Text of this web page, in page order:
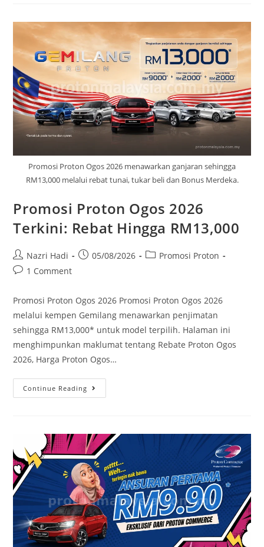
Promosi Proton Ogos 2026 menawarkan ganjaran sehingga
RM13,000 melalui rebat tunai, tukar beli dan Bonus Merdeka.
Promosi Proton Ogos 2026
Terkini: Rebat Hingga RM13,000
Nazri Hadi 05/08/2026
Promosi Proton
1 Comment
Promosi Proton Ogos 2026 Promosi Proton Ogos 2026
melalui kempen Gemilang menawarkan penjimatan
sehingga RM13,000* untuk model terpilih. Halaman ini
menghimpunkan maklumat tentang Rebate Proton Ogos
2026, Harga Proton Ogos…
Continue Reading